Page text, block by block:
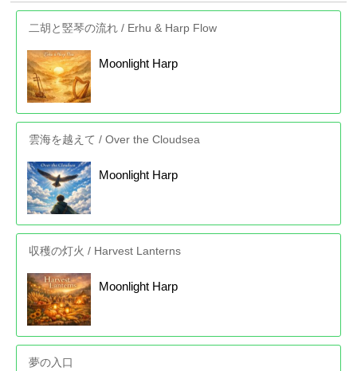
二胡と竪琴の流れ / Erhu & Harp Flow
Moonlight Harp
雲海を越えて / Over the Cloudsea
Moonlight Harp
収穫の灯火 / Harvest Lanterns
Moonlight Harp
夢の入口